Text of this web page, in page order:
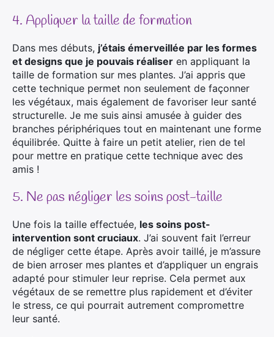
4. Appliquer la taille de formation
Dans mes débuts, j’étais émerveillée par les formes
et designs que je pouvais réaliser en appliquant la
taille de formation sur mes plantes. J’ai appris que
cette technique permet non seulement de façonner
les végétaux, mais également de favoriser leur santé
structurelle. Je me suis ainsi amusée à guider des
branches périphériques tout en maintenant une forme
équilibrée. Quitte à faire un petit atelier, rien de tel
pour mettre en pratique cette technique avec des
amis !
5. Ne pas négliger les soins post-taille
Une fois la taille effectuée, les soins post-
intervention sont cruciaux. J’ai souvent fait l’erreur
de négliger cette étape. Après avoir taillé, je m’assure
de bien arroser mes plantes et d’appliquer un engrais
adapté pour stimuler leur reprise. Cela permet aux
végétaux de se remettre plus rapidement et d’éviter
le stress, ce qui pourrait autrement compromettre
leur santé.